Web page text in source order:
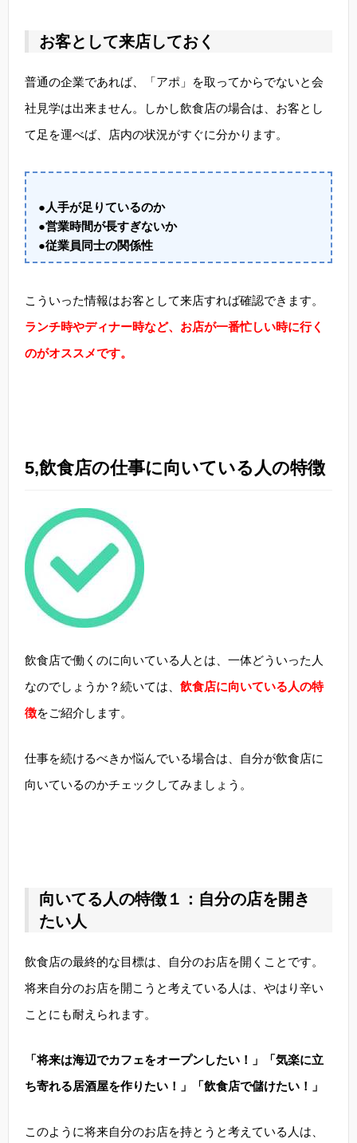
お客として来店しておく
普通の企業であれば、「アポ」を取ってからでないと会
社見学は出来ません。しかし飲食店の場合は、お客とし
て足を運べば、店内の状況がすぐに分かります。
●人手が足りているのか
●営業時間が長すぎないか
●従業員同士の関係性
こういった情報はお客として来店すれば確認できます。
ランチ時やディナー時など、お店が一番忙しい時に行く
のがオススメです。
5,飲食店の仕事に向いている人の特徴
飲食店で働くのに向いている人とは、一体どういった人
なのでしょうか？続いては、 飲食店に向いている人の特
徴をご紹介します。
仕事を続けるべきか悩んでいる場合は、自分が飲食店に
向いているのかチェックしてみましょう。
向いてる人の特徴１：自分の店を開き
たい人
飲食店の最終的な目標は、自分のお店を開くことです。
将来自分のお店を開こうと考えている人は、やはり辛い
ことにも耐えられます。
「将来は海辺でカフェをオープンしたい！」「気楽に立
ち寄れる居酒屋を作りたい！」「飲食店で儲けたい！」
このように将来自分のお店を持とうと考えている人は、